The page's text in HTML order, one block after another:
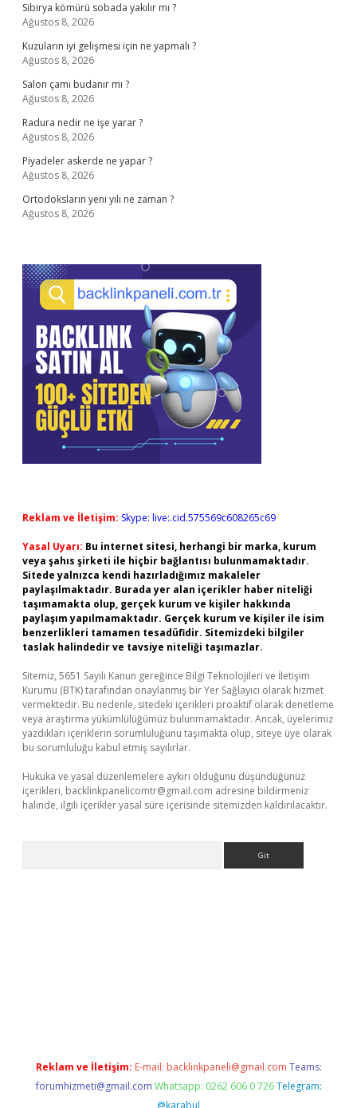
Sibirya kömürü sobada yakılır mı ?
Ağustos 8, 2026
Kuzuların iyi gelişmesi için ne yapmalı ?
Ağustos 8, 2026
Salon çamı budanır mı ?
Ağustos 8, 2026
Radura nedir ne işe yarar ?
Ağustos 8, 2026
Piyadeler askerde ne yapar ?
Ağustos 8, 2026
Ortodoksların yeni yılı ne zaman ?
Ağustos 8, 2026
Reklam ve İletişim: Skype: live:.cid.575569c608265c69
Yasal Uyarı: Bu internet sitesi, herhangi bir marka, kurum
veya şahıs şirketi ile hiçbir bağlantısı bulunmamaktadır.
Sitede yalnızca kendi hazırladığımız makaleler
paylaşılmaktadır. Burada yer alan içerikler haber niteliği
taşımamakta olup, gerçek kurum ve kişiler hakkında
paylaşım yapılmamaktadır. Gerçek kurum ve kişiler ile isim
benzerlikleri tamamen tesadüfidir. Sitemizdeki bilgiler
taslak halindedir ve tavsiye niteliği taşımazlar.
Sitemiz, 5651 Sayılı Kanun gereğince Bilgi Teknolojileri ve İletişim
Kurumu (BTK) tarafından onaylanmış bir Yer Sağlayıcı olarak hizmet
vermektedir. Bu nedenle, sitedeki içerikleri proaktif olarak denetleme
veya araştırma yükümlülüğümüz bulunmamaktadır. Ancak, üyelerimiz
yazdıkları içeriklerin sorumluluğunu taşımakta olup, siteye üye olarak
bu sorumluluğu kabul etmiş sayılırlar.
Hukuka ve yasal düzenlemelere aykırı olduğunu düşündüğünüz
içerikleri, backlinkpanelicomtr@gmail.com adresine bildirmeniz
halinde, ilgili içerikler yasal süre içerisinde sitemizden kaldırılacaktır.
Reklam ve İletişim: E-mail: backlinkpaneli@gmail.com Teams:
forumhizmeti@gmail.com Whatsapp: 0262 606 0 726 Telegram:
@karabul